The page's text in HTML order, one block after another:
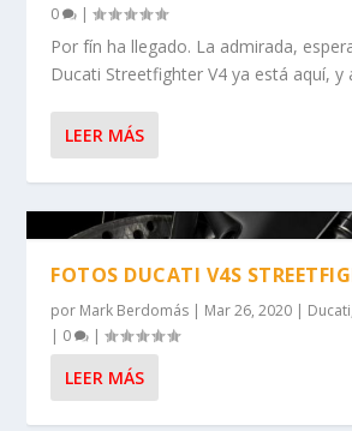
0
|
Por fín ha llegado. La admirada,
Ducati Streetfighter V4 ya está aquí, y
LEER MÁS
FOTOS DUCATI V4S
por Mark Berdomás | Mar 26, 2020 | Ducati
| 0 |
LEER MÁS